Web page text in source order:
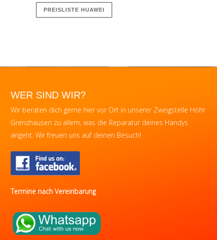
PREISLISTE HUAWEI
WER SIND WIR?
Wir beraten dich gerne hier vor Ort in unserer Zweigstelle Höhr
Grenzhausen zu allem, was die Reparatur deines Handys
angeht. Wir freuen uns auf deinen Besuch!
Termine nach Vereinbarung